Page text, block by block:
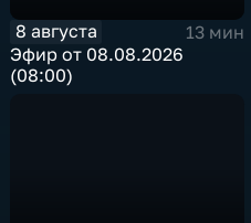
8 августа
13 мин
Эфир от 08.08.2026
(08:00)